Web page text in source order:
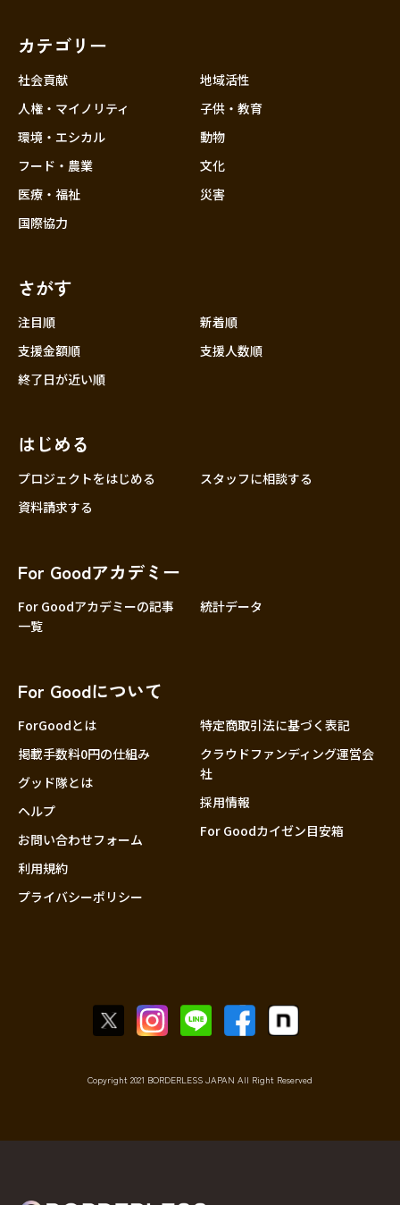
近畿
中国
大分
カテゴリー
社会貢献
人権・マイノリティ
環境・エシカル
フード・農業
医療・福祉
国際協力
地域活性
子供・教育
動物
文化
災害
さがす
注目順
新着順
支援金額順
支援人数順
終了日が近い順
はじめる
プロジェクトをはじめる
スタッフに相談する
資料請求する
For Goodアカデミー
For Goodアカデミーの記事
一覧
統計データ
For Goodについて
ForGoodとは
掲載手数料0円の仕組み
グッド隊とは
ヘルプ
お問い合わせフォーム
利用規約
プライバシーポリシー
特定商取引法に基づく表記
クラウドファンディング運営会
社
採用情報
For Goodカイゼン目安箱
Copyright 2021 BORDERLESS JAPAN All Right Reserved